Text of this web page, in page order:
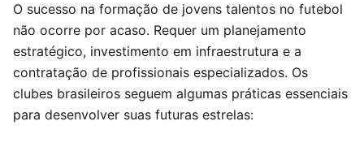
O sucesso na formação de jovens talentos no futebol
não ocorre por acaso. Requer um planejamento
estratégico, investimento em infraestrutura e a
contratação de profissionais especializados. Os
clubes brasileiros seguem algumas práticas essenciais
para desenvolver suas futuras estrelas: